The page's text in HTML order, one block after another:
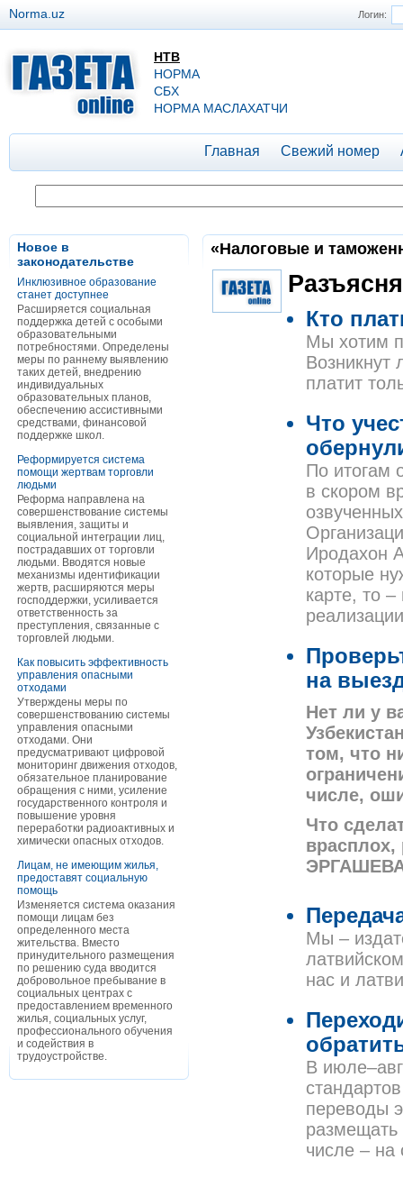
Логин:
Norma.uz
НТВ
НОРМА
СБХ
НОРМА МАСЛАХАТЧИ
Главная Свежий номер
Новое в
законодательстве
Инклюзивное образование
станет доступнее
Расширяется социальная
поддержка детей с особыми
образовательными
потребностями. Определены
меры по раннему выявлению
таких детей, внедрению
индивидуальных
образовательных планов,
обеспечению ассистивными
средствами, финансовой
поддержке школ.
Реформируется система
помощи жертвам торговли
людьми
Реформа направлена на
совершенствование системы
выявления, защиты и
социальной интеграции лиц,
пострадавших от торговли
людьми. Вводятся новые
механизмы идентификации
жертв, расширяются меры
господдержки, усиливается
ответственность за
преступления, связанные с
торговлей людьми.
Как повысить эффективность
управления опасными
отходами
Утверждены меры по
совершенствованию системы
управления опасными
отходами. Они
предусматривают цифровой
мониторинг движения отходов,
обязательное планирование
обращения с ними, усиление
государственного контроля и
повышение уровня
переработки радиоактивных и
химически опасных отходов.
Лицам, не имеющим жилья,
предоставят социальную
помощь
Изменяется система оказания
помощи лицам без
определенного места
жительства. Вместо
принудительного размещения
по решению суда вводится
добровольное пребывание в
социальных центрах с
предоставлением временного
жилья, социальных услуг,
профессионального обучения
и содействия в
трудоустройстве.
«Налоговые и
Кто
Мы хотим
Возникнут
платит
Что
По итогам
в скором
Иродахон
которые
карте, то
на
Нет ли у
том, что
числе,
Что
врасплох,
Мы –
нас и
В
переводы
числе – на